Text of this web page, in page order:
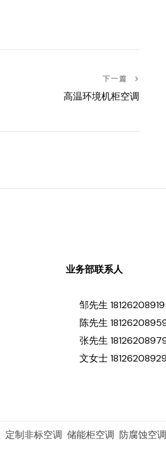
下一篇
高温环境机柜空调
业务部联系人
邹先生 18126208919
陈先生
张先生
文女士 18126208929
制非标空调 储能柜空调 防腐蚀